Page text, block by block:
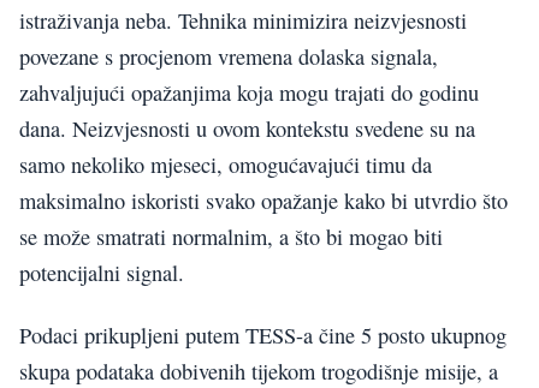
istraživanja neba. Tehnika minimizira neizvjesnosti
povezane s procjenom vremena dolaska signala,
zahvaljujući opažanjima koja mogu trajati do godinu
dana. Neizvjesnosti u ovom kontekstu svedene su na
samo nekoliko mjeseci, omogućavajući timu da
maksimalno iskoristi svako opažanje kako bi utvrdio što
se može smatrati normalnim, a što bi mogao biti
potencijalni signal.
Podaci prikupljeni putem TESS-a čine 5 posto ukupnog
skupa podataka dobivenih tijekom trogodišnje misije, a